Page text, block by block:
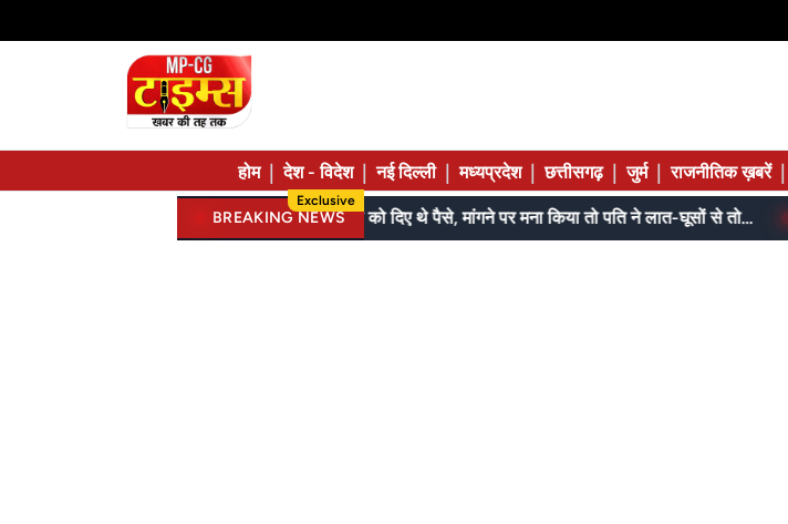
होम देश - विदेश नई दिल्ली मध्यप्रदेश छत्तीसगढ़ जुर्म राजनीतिक ख़बरें
BREAKING NEWS
Exclusive
बेटे ने मां को दिए थे पैसे, मांगने पर मना किया तो पति ने लात-घूसों से तोड़ी तिल्ली; गिरफ्तार